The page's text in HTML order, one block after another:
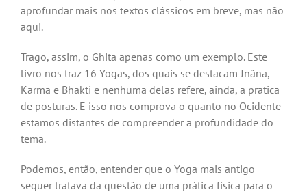
aprofundar mais nos textos clássicos em breve, mas não
aqui.
Trago, assim, o Ghita apenas como um exemplo. Este
livro nos traz 16 Yogas, dos quais se destacam Jnãna,
Karma e Bhakti e nenhuma delas refere, ainda, a pratica
de posturas. E isso nos comprova o quanto no Ocidente
estamos distantes de compreender a profundidade do
tema.
Podemos, então, entender que o Yoga mais antigo
sequer tratava da questão de uma prática física para o